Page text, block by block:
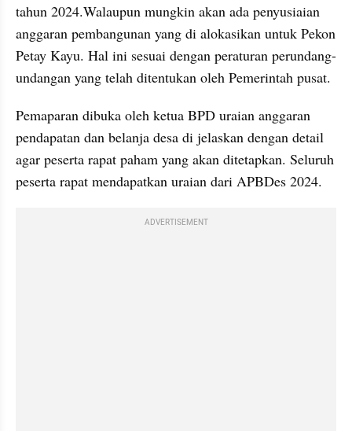
tahun 2024.Walaupun mungkin akan ada penyusiaian
anggaran pembangunan yang di alokasikan untuk Pekon
Petay Kayu. Hal ini sesuai dengan peraturan perundang-
undangan yang telah ditentukan oleh Pemerintah pusat.
Pemaparan dibuka oleh ketua BPD uraian anggaran
pendapatan dan belanja desa di jelaskan dengan detail
agar peserta rapat paham yang akan ditetapkan. Seluruh
peserta rapat mendapatkan uraian dari APBDes 2024.
ADVERTISEMENT